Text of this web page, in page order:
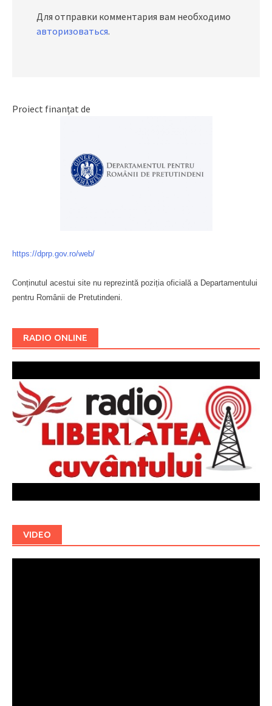
Для отправки комментария вам необходимо
авторизоваться.
Proiect finanțat de
https://dprp.gov.ro/web/
Conținutul acestui site nu reprezintă poziția oficială a Departamentului
pentru Românii de Pretutindeni.
RADIO ONLINE
VIDEO